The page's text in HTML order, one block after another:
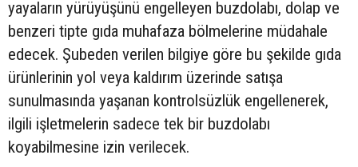
yayaların yürüyüşünü engelleyen buzdolabı, dolap ve
benzeri tipte gıda muhafaza bölmelerine müdahale
edecek. Şubeden verilen bilgiye göre bu şekilde gıda
ürünlerinin yol veya kaldırım üzerinde satışa
sunulmasında yaşanan kontrolsüzlük engellenerek,
ilgili işletmelerin sadece tek bir buzdolabı
koyabilmesine izin verilecek.